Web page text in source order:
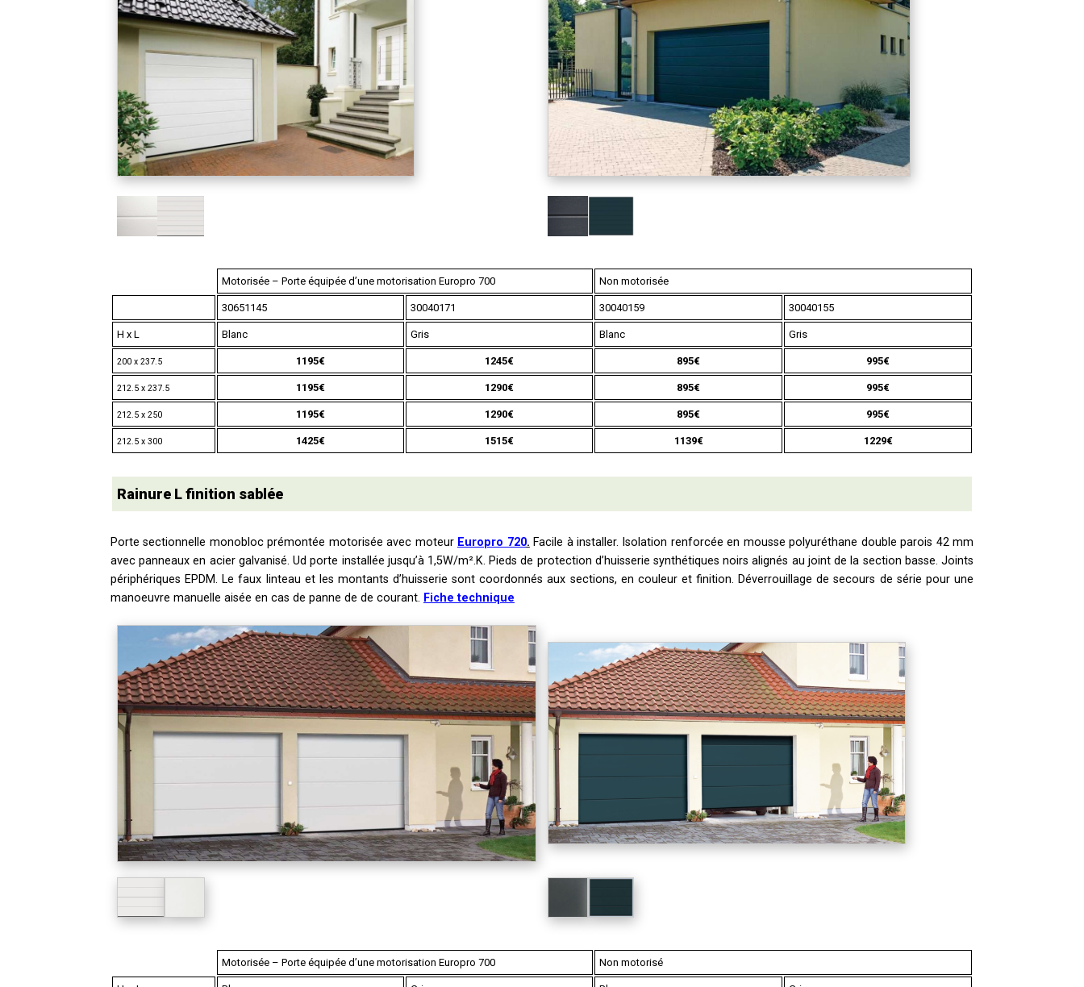
Motorisée – Porte équipée d’une motorisation Europro 700 Non motorisée
30651145 30040171 30040159 30040155
H x L Blanc Gris Blanc Gris
200 x 237.5 1195€ 1245€ 895€ 995€
212.5 x 237.5 1195€ 1290€ 895€ 995€
212.5 x 250 1195€ 1290€ 895€ 995€
212.5 x 300 1425€ 1515€ 1139€ 1229€
Rainure L finition sablée
Porte sectionnelle monobloc prémontée motorisée avec moteur Europro 720. Facile à installer. Isolation renforcée en mousse polyuréthane double parois 42 mm
avec panneaux en acier galvanisé. Ud porte installée jusqu’à 1,5W/m².K. Pieds de protection d’huisserie synthétiques noirs alignés au joint de la section basse. Joints
périphériques EPDM. Le faux linteau et les montants d’huisserie sont coordonnés aux sections, en couleur et finition. Déverrouillage de secours de série pour une
manoeuvre manuelle aisée en cas de panne de de courant. Fiche technique
Motorisée – Porte équipée d’une motorisation Europro 700 Non motorisé